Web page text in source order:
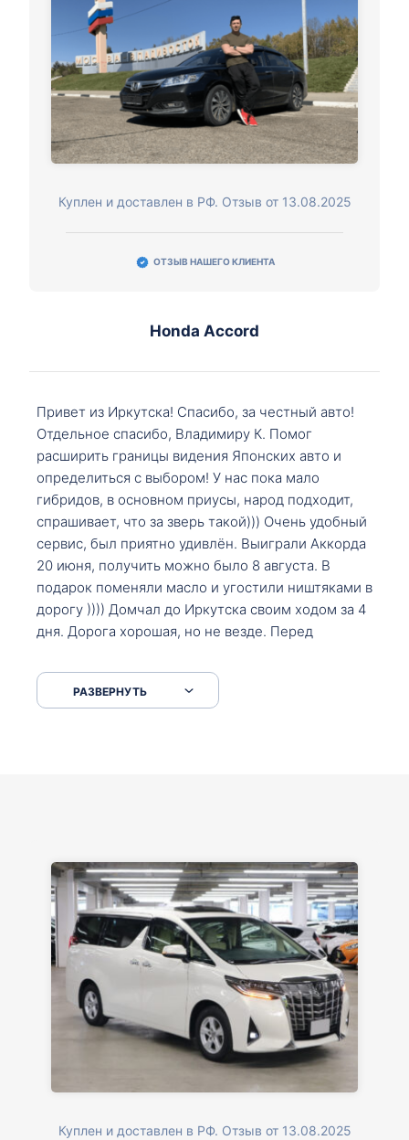
Куплен и доставлен в РФ. Отзыв от 13.08.2025
ОТЗЫВ НАШЕГО КЛИЕНТА
Honda Accord
Привет из Иркутска! Спасибо, за честный авто!
Отдельное спасибо, Владимиру К. Помог
расширить границы видения Японских авто и
определиться с выбором! У нас пока мало
гибридов, в основном приусы, народ подходит,
спрашивает, что за зверь такой))) Очень удобный
сервис, был приятно удивлён. Выиграли Аккорда
20 июня, получить можно было 8 августа. В
подарок поменяли масло и угостили ништяками в
дорогу )))) Домчал до Иркутска своим ходом за 4
дня. Дорога хорошая, но не везде. Перед
серпантинах по пути следования.
РАЗВЕРНУТЬ
Куплен и доставлен в РФ. Отзыв от 13.08.2025